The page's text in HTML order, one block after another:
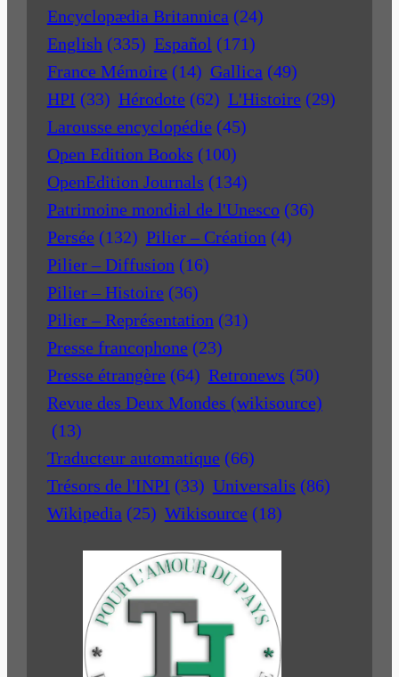
Encyclopædia Britannica (24)
English (335) Español (171)
France Mémoire (14) Gallica (49)
HPI (33) Hérodote (62) L'Histoire (29)
Larousse encyclopédie (45)
Open Edition Books (100)
OpenEdition Journals (134)
Patrimoine mondial de l'Unesco (36)
Persée (132) Pilier – Création (4)
Pilier – Diffusion (16)
Pilier – Histoire (36)
Pilier – Représentation (31)
Presse francophone (23)
Presse étrangère (64) Retronews (50)
Revue des Deux Mondes (wikisource)
(13)
Traducteur automatique (66)
Trésors de l'INPI (33) Universalis (86)
Wikipedia (25) Wikisource (18)